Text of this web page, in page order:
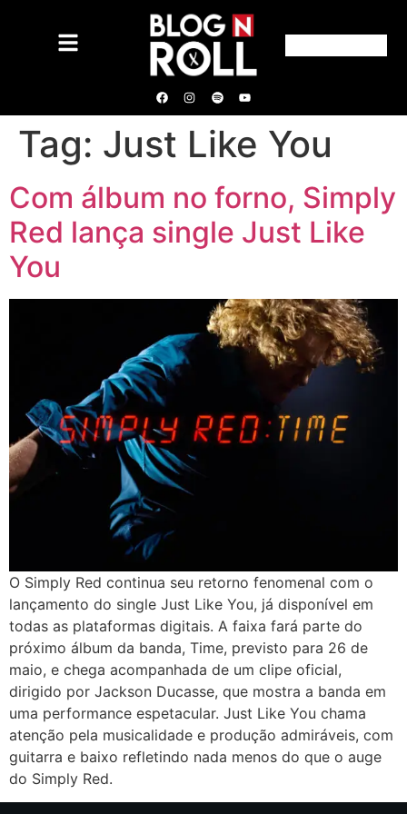
Tag: Just Like You
Com álbum no forno, Simply
Red lança single Just Like
You
O Simply Red continua seu retorno fenomenal com o
lançamento do single Just Like You, já disponível em
todas as plataformas digitais. A faixa fará parte do
próximo álbum da banda, Time, previsto para 26 de
maio, e chega acompanhada de um clipe oficial,
dirigido por Jackson Ducasse, que mostra a banda em
uma performance espetacular. Just Like You chama
atenção pela musicalidade e produção admiráveis, com
guitarra e baixo refletindo nada menos do que o auge
do Simply Red.